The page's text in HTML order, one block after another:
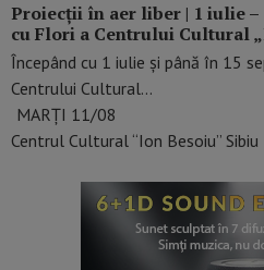
Proiecții în aer liber | 1 iulie –
cu Flori a Centrului Cultural
Începând cu 1 iulie și până în 15
Centrului Cultural…
MARȚI 11/08
Centrul Cultural “Ion Besoiu” Sibiu